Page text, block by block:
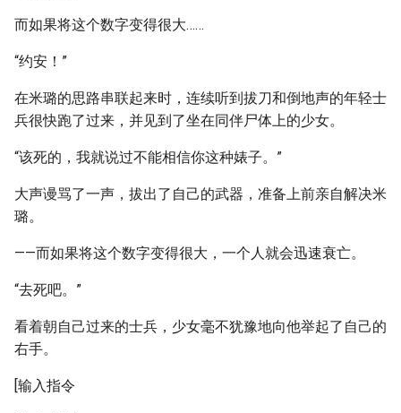
而如果将这个数字变得很大……
“约安！”
在米璐的思路串联起来时，连续听到拔刀和倒地声的年轻士
兵很快跑了过来，并见到了坐在同伴尸体上的少女。
“该死的，我就说过不能相信你这种婊子。”
大声谩骂了一声，拔出了自己的武器，准备上前亲自解决米
璐。
——而如果将这个数字变得很大，一个人就会迅速衰亡。
“去死吧。”
看着朝自己过来的士兵，少女毫不犹豫地向他举起了自己的
右手。
[输入指令